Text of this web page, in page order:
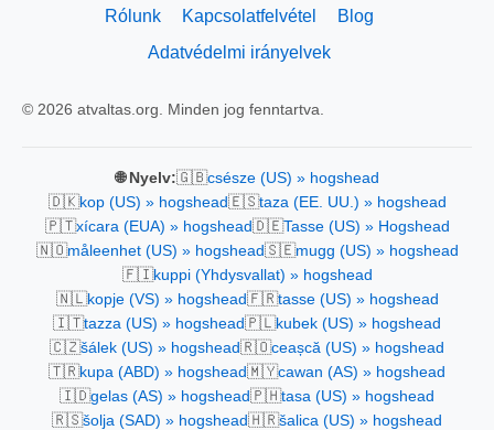
Rólunk Kapcsolatfelvétel
Blog
Adatvédelmi irányelvek
© 2026 atvaltas.org. Minden jog fenntartva.
🌐 Nyelv:🇬🇧csésze (US) » hogshead
🇩🇰kop (US) » hogshead🇪🇸taza (EE. UU.) » hogshead
🇵🇹xícara (EUA) » hogshead🇩🇪Tasse (US) » Hogshead
🇳🇴måleenhet (US) » hogshead🇸🇪mugg (US) » hogshead
🇫🇮kuppi (Yhdysvallat) » hogshead
🇳🇱kopje (VS) » hogshead🇫🇷tasse (US) » hogshead
🇮🇹tazza (US) » hogshead🇵🇱kubek (US) » hogshead
🇨🇿šálek (US) » hogshead🇷🇴ceașcă (US) » hogshead
🇹🇷kupa (ABD) » hogshead🇲🇾cawan (AS) » hogshead
🇮🇩gelas (AS) » hogshead🇵🇭tasa (US) » hogshead
🇷🇸šolja (SAD) » hogshead🇭🇷šalica (US) » hogshead